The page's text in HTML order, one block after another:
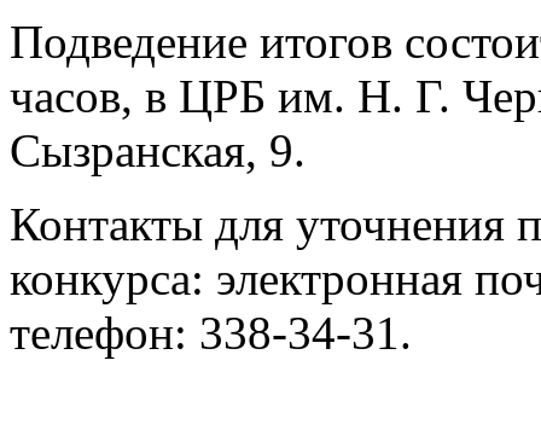
Подведение итогов
часов, в ЦРБ им. Н. Г.
Сызранская, 9.
Контакты для уточнения
конкурса: электронная
телефон: 338-34-31.